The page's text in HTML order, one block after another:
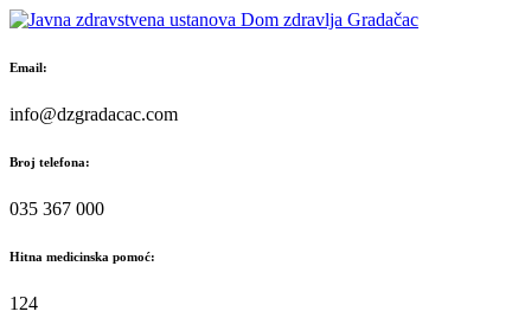
Skip
content
Email:
info@dzgradacac.com
Broj telefona:
035 367 000
Hitna medicinska pomoć:
124